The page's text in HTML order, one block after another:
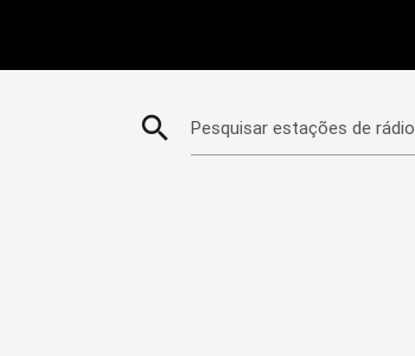
search Pesquisar estações de rádio